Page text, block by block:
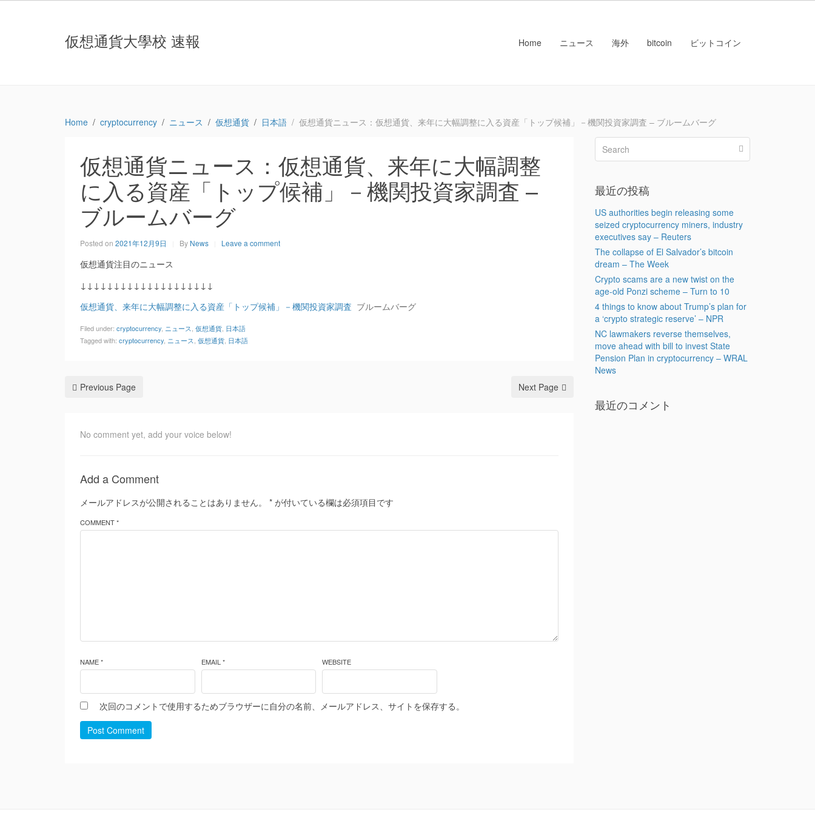
仮想通貨大學校 速報 Home ニュース 海外 bitcoin ビットコイン
Home cryptocurrency ニュース 仮想通貨 日本語 仮想通貨ニュース：仮想通貨、来年に大幅調整に入る資産「トップ候補」－機関投資家調査 – ブルームバーグ
仮想通貨ニュース：仮想通貨、来年に大幅調整
に入る資産「トップ候補」－機関投資家調査 –
ブルームバーグ
Posted on 2021年12月9日 By News Leave a comment
仮想通貨注目のニュース
↓↓↓↓↓↓↓↓↓↓↓↓↓↓↓↓↓↓↓↓
仮想通貨、来年に大幅調整に入る資産「トップ候補」－機関投資家調査 ブルームバーグ
Filed under: cryptocurrency ニュース 仮想通貨 日本語
Tagged with: cryptocurrency ニュース 仮想通貨 日本語
Previous Page Next Page
No comment yet, add your voice below!
Add a Comment
メールアドレスが公開されることはありません。 * が付いている欄は必須項目です
COMMENT *
NAME * EMAIL * WEBSITE
次回のコメントで使用するためブラウザーに自分の名前、メールアドレス、サイトを保存する。
Post Comment
最近の投稿
US authorities begin releasing some
seized cryptocurrency miners, industry
executives say – Reuters
The collapse of El Salvador’s bitcoin
dream – The Week
Crypto scams are a new twist on the
age-old Ponzi scheme – Turn to 10
4 things to know about Trump’s plan for
a ‘crypto strategic reserve’ – NPR
NC lawmakers reverse themselves,
move ahead with bill to invest State
Pension Plan in cryptocurrency – WRAL
News
最近のコメント